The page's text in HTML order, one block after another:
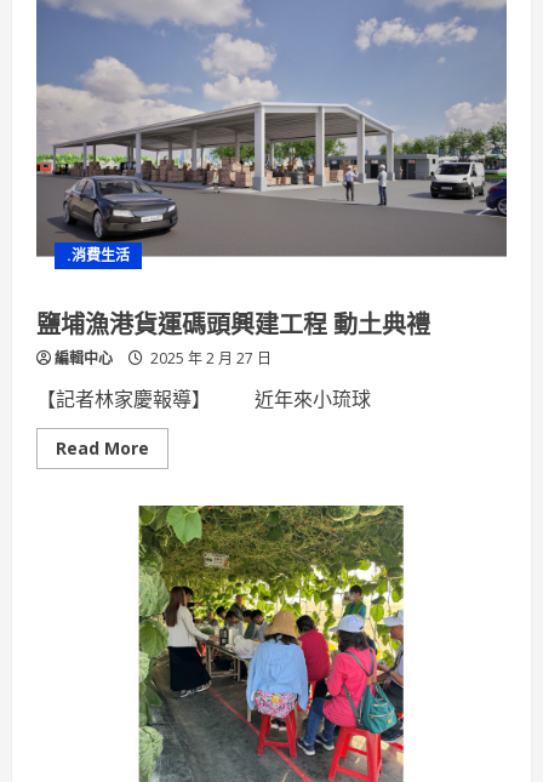
犬
貓
狂
犬
病
疫
苗
3
月
起
巡
迴
開
.消費生活
鹽埔漁港貨運碼頭興建工程 動土典禮
編輯中心 2025 年 2 月 27 日
【記者林家慶報導】 近年來小琉球
Read More
more
埔
漁
港
貨
運
碼
頭
興
建
工
程
動
土
典
禮